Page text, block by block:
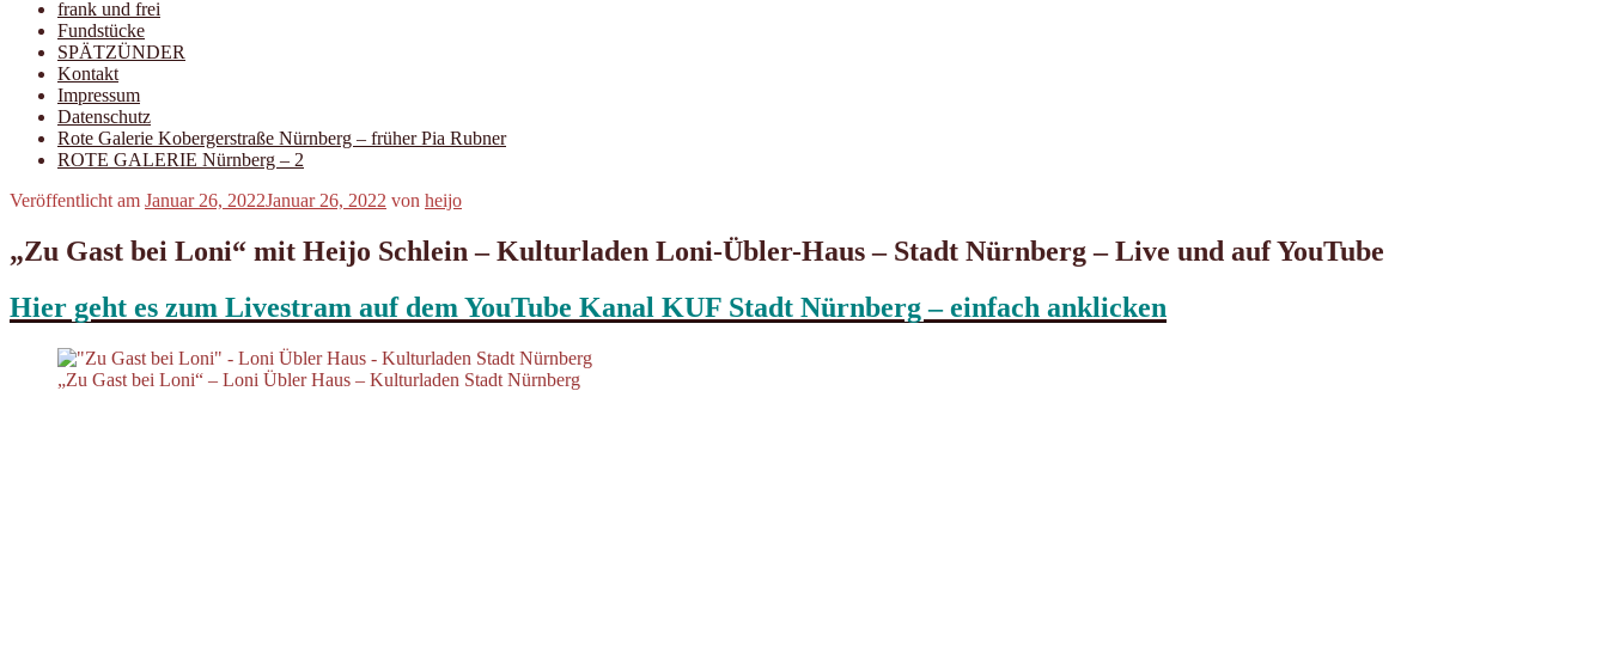
frank und frei
Fundstücke
SPÄTZÜNDER
Kontakt
Impressum
Datenschutz
Rote Galerie Kobergerstraße Nürnberg – früher Pia Rubner
ROTE GALERIE Nürnberg – 2
Veröffentlicht am Januar 26, 2022Januar 26, 2022 von heijo
„Zu Gast bei Loni“ mit Heijo Schlein – Kulturladen Loni-Übler-Haus – Stadt Nürnberg – Live und auf YouTube
Hier geht es zum Livestram auf dem YouTube Kanal KUF Stadt Nürnberg – einfach anklicken
„Zu Gast bei Loni“ – Loni Übler Haus – Kulturladen Stadt Nürnberg